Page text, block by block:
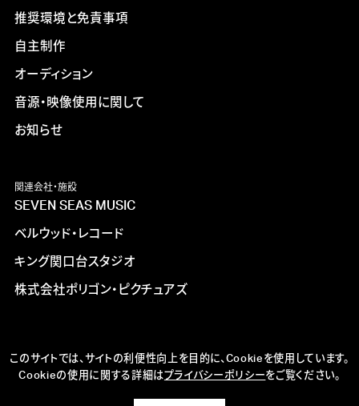
推奨環境と免責事項
自主制作
オーディション
音源・映像使用に関して
お知らせ
関連会社・施設
SEVEN SEAS MUSIC
ベルウッド・レコード
キング関口台スタジオ
株式会社ポリゴン・ピクチュアズ
このサイトでは、サイトの利便性向上を目的に、Cookieを使用しています。
Cookieの使用に関する詳細はプライバシーポリシーをご覧ください。